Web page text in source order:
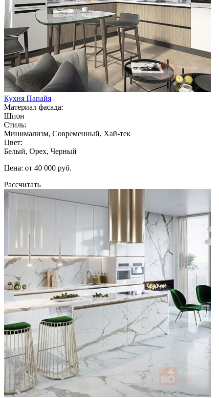
Кухня Папайя
Материал фасада:
Шпон
Стиль:
Минимализм, Современный, Хай-тек
Цвет:
Белый, Орех, Черный
Цена: от 40 000 руб.
Рассчитать